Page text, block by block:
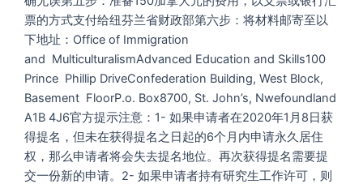
票的方式支付给纽芬兰省财政部第六步：将材料邮寄至以
下地址：Office of Immigration
and MulticulturalismAdvanced Education and Skills100
Prince Phillip DriveConfederation Building, West Block,
Basement FloorP.o. Box8700, St. John’s, Nwefoundland
A1B 4J6官方提示注意：1- 如果申请者在2020年1月8日获
得提名，但未在获得提名之日起的6个月内申请永久居住
权，那么申请者将会失去提名地位。再次获得提名需要提
交一份新的申请。2- 如果申请者持有研究生工作许可，则